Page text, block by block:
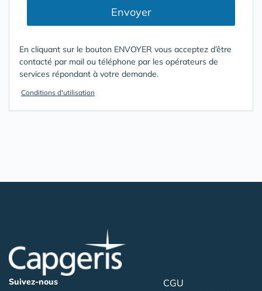
Envoyer
En cliquant sur le bouton ENVOYER vous acceptez d’être
contacté par mail ou téléphone par les opérateurs de
services répondant à votre demande.
Conditions d'utilisation
Suivez-nous
CGU